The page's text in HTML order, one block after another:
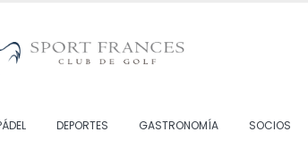
DEPORTES GASTRONOMÍA SOCIOS